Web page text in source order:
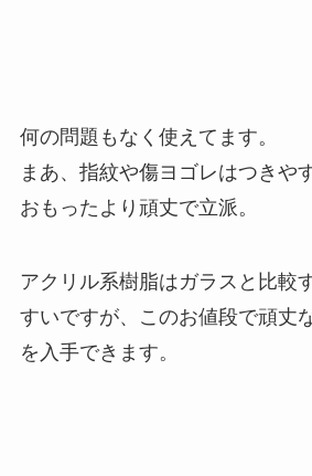
何の問題もなく使えてます。
まあ、指紋や傷ヨゴレはつきや
おもったより頑丈で立派。
アクリル系樹脂はガラスと比較
すいですが、このお値段で頑丈
を入手できます。